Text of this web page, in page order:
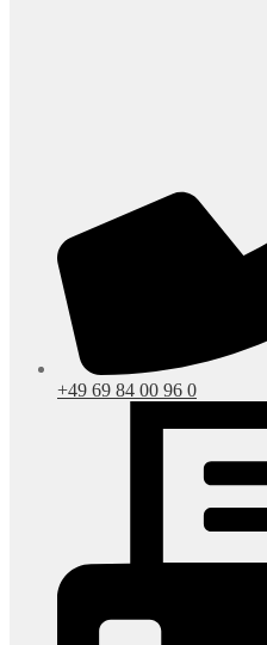
+49 69 84 00 96 0